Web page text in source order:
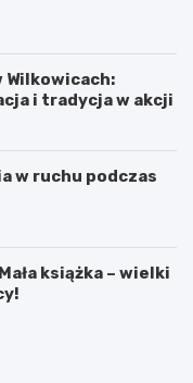
Wilkowicach:
i tradycja w akcji
w ruchu podczas
książka – wielki